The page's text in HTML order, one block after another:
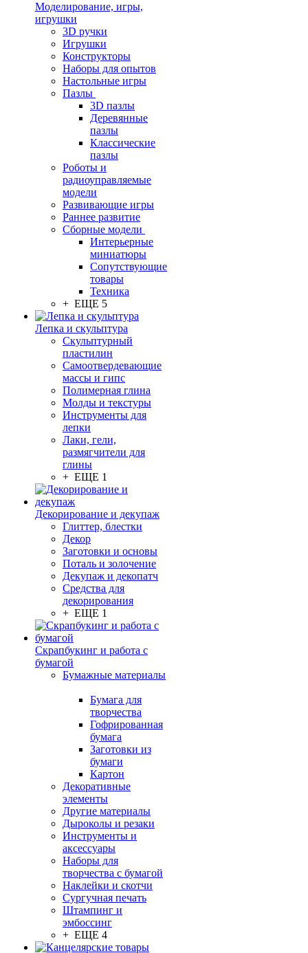
Моделирование, игры,
игрушки
3D ручки
Игрушки
Конструкторы
Наборы для опытов
Настольные игры
Пазлы
3D пазлы
Деревянные
пазлы
Классические
пазлы
Роботы и
радиоуправляемые
модели
Развивающие игры
Раннее развитие
Сборные модели
Интерьерные
миниатюры
Сопутствующие
товары
Техника
+ ЕЩЕ 5
Лепка и скульптура
Скульптурный
пластилин
Самоотвердевающие
массы и гипс
Полимерная глина
Молды и текстуры
Инструменты для
лепки
Лаки, гели,
размягчители для
глины
+ ЕЩЕ 1
Декорирование и декупаж
Глиттер, блестки
Декор
Заготовки и основы
Поталь и золочение
Декупаж и декопатч
Средства для
декорирования
+ ЕЩЕ 1
Скрапбукинг и работа с
бумагой
Бумажные материалы
Бумага для
творчества
Гофрированная
бумага
Заготовки из
бумаги
Картон
Декоративные
элементы
Другие материалы
Дыроколы и резаки
Инструменты и
аксессуары
Наборы для
творчества с бумагой
Наклейки и скотчи
Сургучная печать
Штампинг и
эмбоссинг
+ ЕЩЕ 4